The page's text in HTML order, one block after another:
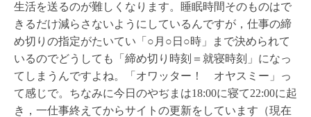
生活を送るのが難しくなります。睡眠時間そのものはで
きるだけ減らさないようにしているんですが，仕事の締
め切りの指定がたいてい「○月○日○時」まで決められて
いるのでどうしても「締め切り時刻＝就寝時刻」になっ
てしまうんですよね。「オワッター！ オヤスミー」っ
て感じで。ちなみに今日のやぢまは18:00に寝て22:00に起
き，一仕事終えてからサイトの更新をしています（現在